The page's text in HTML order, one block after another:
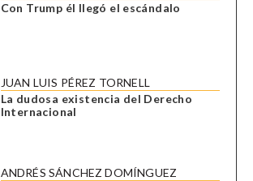
Con Trump él llegó el escándalo
JUAN LUIS PÉREZ TORNELL
La dudosa existencia del Derecho
Internacional
ANDRÉS SÁNCHEZ DOMÍNGUEZ